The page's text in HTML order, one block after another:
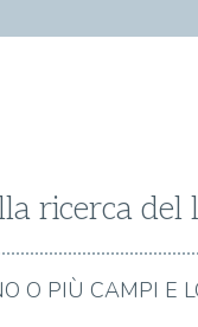
ricerca del
O PIÙ CAMPI E
06.08.2026